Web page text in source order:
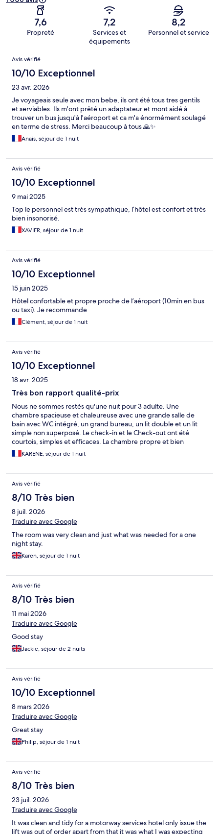
7,6
Propreté
7,2
Services et
équipements
8,2
Personnel et service
Avis
Avis vérifié
10/10 Exceptionnel
23 avr. 2026
Je voyageais seule avec mon bebe, ils ont été tous tres gentils
et serviables. Ils m'ont prêté un adaptateur et mont aidé à
trouver un bus jusqu'à l'aéroport et ca m'a énormément soulagé
en terme de stress. Merci beaucoup à tous 🙏✨️
Anais, séjour de 1 nuit
Avis vérifié
10/10 Exceptionnel
9 mai 2025
Top le personnel est très sympathique, l’hôtel est confort et très
bien insonorisé.
XAVIER, séjour de 1 nuit
Avis vérifié
10/10 Exceptionnel
15 juin 2025
Hôtel confortable et propre proche de l’aéroport (10min en bus
ou taxi). Je recommande
Clément, séjour de 1 nuit
Avis vérifié
10/10 Exceptionnel
18 avr. 2025
Très bon rapport qualité-prix
Nous ne sommes restés qu'une nuit pour 3 adulte. Une
chambre spacieuse et chaleureuse avec une grande salle de
bain avec WC intégré, un grand bureau, un lit double et un lit
simple non superposé. Le check-in et le Check-out ont été
courtois, simples et efficaces. La chambre propre et bien
équipée en linge de toilette, lits confortables, tasses, bouilloire
et cafés etc à disposition. Hôtel tout proche de l'aéroport
KARENE, séjour de 1 nuit
Avis vérifié
8/10 Très bien
8 juil. 2026
Traduire avec Google
The room was very clean and just what was needed for a one
night stay.
Karen, séjour de 1 nuit
Avis vérifié
8/10 Très bien
11 mai 2026
Traduire avec Google
Good stay
Jackie, séjour de 2 nuits
Avis vérifié
10/10 Exceptionnel
8 mars 2026
Traduire avec Google
Great stay
Philip, séjour de 1 nuit
Avis vérifié
8/10 Très bien
23 juil. 2026
Traduire avec Google
It was clean and tidy for a motorway services hotel only issue the
lift was out of order apart from that it was what I was expecting